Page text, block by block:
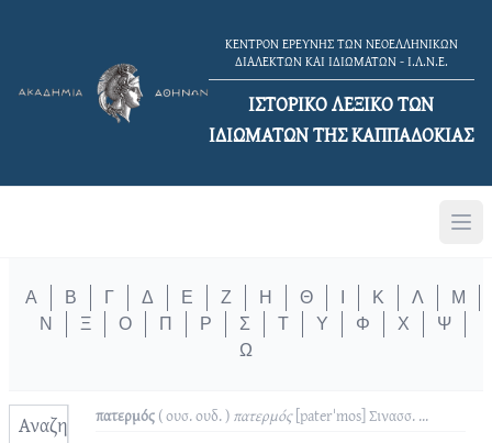
ΚΕΝΤΡΟΝ ΕΡΕΥΝΗΣ ΤΩΝ ΝΕΟΕΛΛΗΝΙΚΩΝ
ΔΙΑΛΕΚΤΩΝ ΚΑΙ ΙΔΙΩΜΑΤΩΝ - Ι.Λ.Ν.Ε.
ΙΣΤΟΡΙΚΟ ΛΕΞΙΚΟ TΩΝ
ΙΔΙΩΜΑΤΩΝ ΤΗΣ ΚΑΠΠΑΔΟΚΙΑΣ
Α Β Γ Δ Ε Ζ Η Θ Κ Λ
Μ
Ν
Ξ Ο Π Ρ Σ Τ Υ Φ Χ
Ψ
Ω
πατερμός ( ουσ. ουδ. ) πατερμός [paterˈmos] Σινασσ. ...